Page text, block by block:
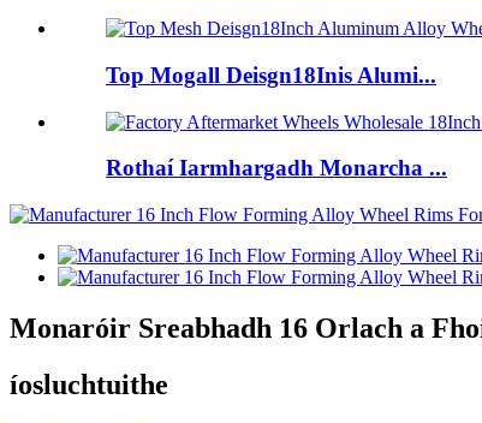
Top Mogall Deisgn18Inis Alumi...
Rothaí Iarmhargadh Monarcha ...
Monaróir Sreabhadh 16 Orlach a
íosluchtuithe